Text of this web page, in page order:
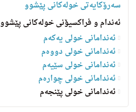
سه‌رۆكایه‌تی خولەکانی پێشوو
ئەندام و فراکسیۆنی خولەکانی پێشوو
ئەندامانی خولی یەکەم
ئەندامانی خولی دووەم
ئەندامانی خولی سێیەم
ئەندامانی خولی چوارەم
ئه‌ندامانی خولی پێنجەم